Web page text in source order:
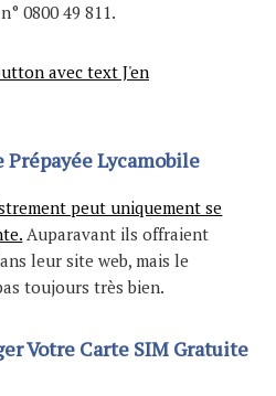
0800 49 811.
Lycamobile
peut uniquement se
Auparavant ils offraient
leur site web, mais le
toujours très bien.
Votre Carte SIM Gratuite